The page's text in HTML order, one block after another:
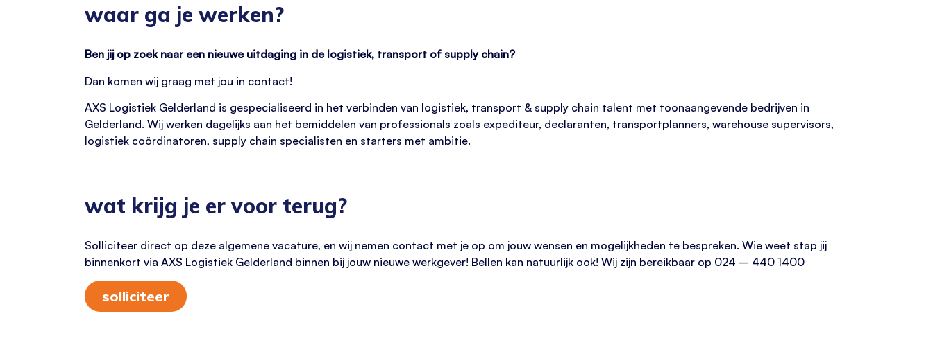
waar ga je werken?
Ben jij op zoek naar een nieuwe uitdaging in de logistiek, transport of supply chain?
Dan komen wij graag met jou in contact!
AXS Logistiek Gelderland is gespecialiseerd in het verbinden van logistiek, transport & supply chain talent met toonaangevende bedrijven in
Gelderland. Wij werken dagelijks aan het bemiddelen van professionals zoals expediteur, declaranten, transportplanners, warehouse supervisors,
logistiek coördinatoren, supply chain specialisten en starters met ambitie.
wat krijg je er voor terug?
Solliciteer direct op deze algemene vacature, en wij nemen contact met je op om jouw wensen en mogelijkheden te bespreken. Wie weet stap jij
binnenkort via AXS Logistiek Gelderland binnen bij jouw nieuwe werkgever! Bellen kan natuurlijk ook! Wij zijn bereikbaar op 024 – 440 1400
solliciteer